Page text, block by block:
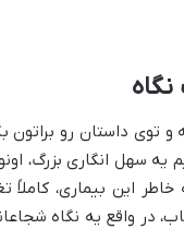
توی داستان رو براتون
سهل انگاری بزرگ،
این بیماری،
در واقع یه نگاه